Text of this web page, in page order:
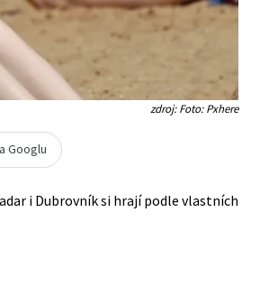
zdroj: Foto: Pxhere
Googlu
i Dubrovník si hrají podle vlastních